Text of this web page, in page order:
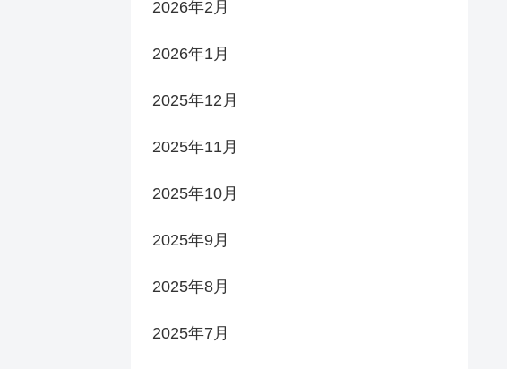
2026年2月
2026年1月
2025年12月
2025年11月
2025年10月
2025年9月
2025年8月
2025年7月